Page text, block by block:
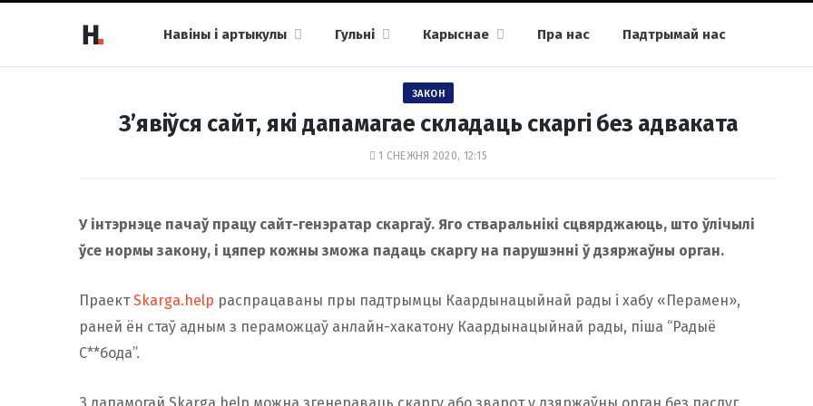
Навіны і артыкулы Гульні Карыснае Пра нас Падтрымай нас
ЗАКОН
З’явіўся сайт, які дапамагае складаць скаргі без адваката
1 СНЕЖНЯ 2020, 12:15
У інтэрнэце пачаў працу сайт-генэратар скаргаў. Яго стваральнікі сцвярджаюць, што ўлічылі
ўсе нормы закону, і цяпер кожны зможа падаць скаргу на парушэнні ў дзяржаўны орган.
ПраектSkarga.help распрацаваны пры падтрымцы Каардынацыйнай рады і хабу «Перамен»,
раней ён стаў адным з пераможцаў анлайн-хакатону Каардынацыйнай рады, піша “Радыё
С**бода”.